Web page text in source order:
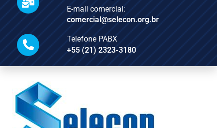
E-mail comercial:
comercial@selecon.org.br
Telefone PABX
+55 (21) 2323-3180